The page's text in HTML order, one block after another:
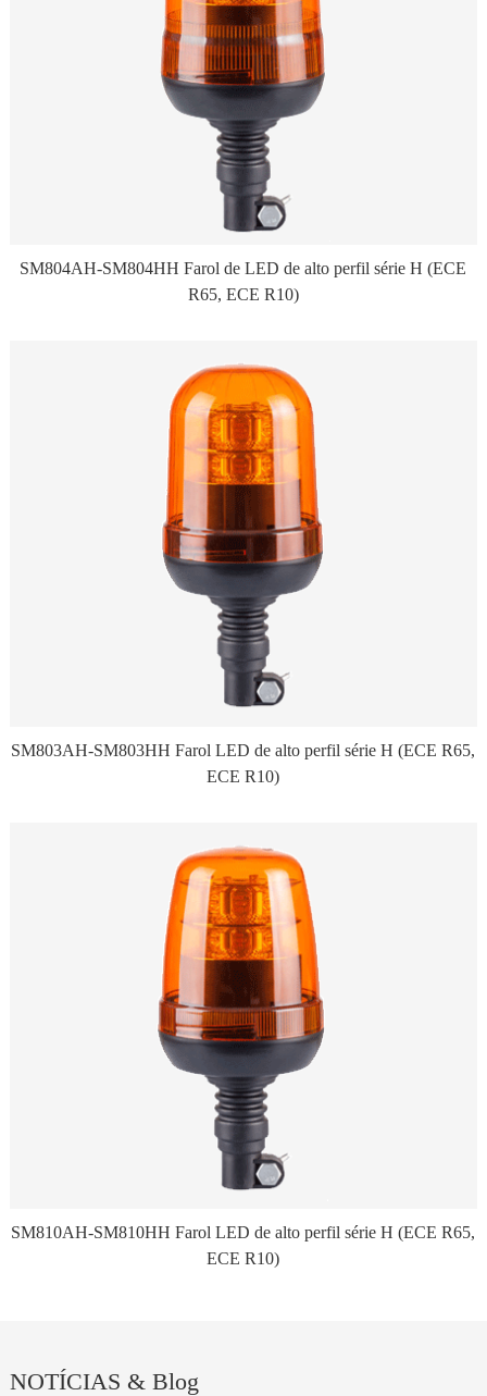
SM804AH-SM804HH Farol de LED de alto perfil série H (ECE
R65, ECE R10)
SM803AH-SM803HH Farol LED de alto perfil série H (ECE R65,
ECE R10)
SM810AH-SM810HH Farol LED de alto perfil série H (ECE R65,
ECE R10)
NOTÍCIAS & Blog